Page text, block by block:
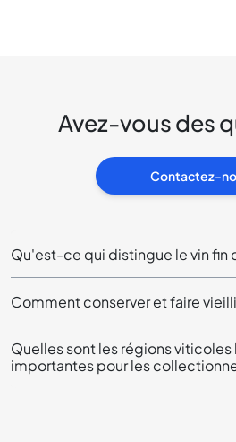
Avez-vous des
Contactez-
Qu'est-ce qui distingue le vin fin
Comment conserver et faire
Quelles sont les régions viticoles
importantes pour les